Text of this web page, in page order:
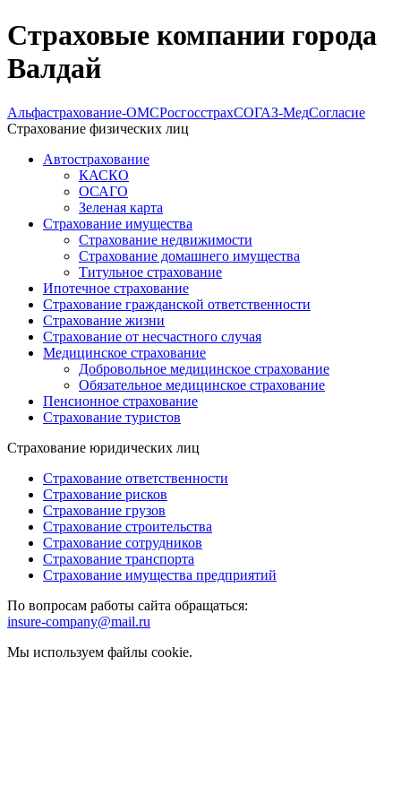
Страховые компании города
Валдай
Альфастрахование-ОМСРосгосстрахСОГАЗ-МедСогласие
Страхование физических лиц
Автострахование
КАСКО
ОСАГО
Зеленая карта
Страхование имущества
Страхование недвижимости
Страхование домашнего имущества
Титульное страхование
Ипотечное страхование
Страхование гражданской ответственности
Страхование жизни
Страхование от несчастного случая
Медицинское страхование
Добровольное медицинское страхование
Обязательное медицинское страхование
Пенсионное страхование
Страхование туристов
Страхование юридических лиц
Страхование ответственности
Страхование рисков
Страхование грузов
Страхование строительства
Страхование сотрудников
Страхование транспорта
Страхование имущества предприятий
По вопросам работы сайта обращаться:
insure-company@mail.ru
Мы используем файлы cookie.